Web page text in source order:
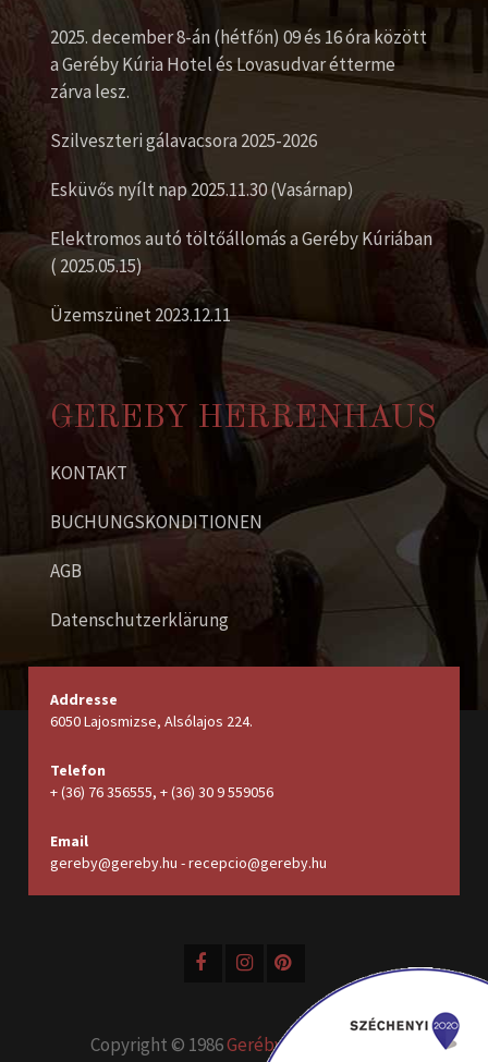
2025. december 8-án (hétfőn) 09 és 16 óra között
a Geréby Kúria Hotel és Lovasudvar étterme
zárva lesz.
Szilveszteri gálavacsora 2025-2026
Esküvős nyílt nap 2025.11.30 (Vasárnap)
Elektromos autó töltőállomás a Geréby Kúriában
( 2025.05.15)
Üzemszünet 2023.12.11
GEREBY HERRENHAUS
KONTAKT
BUCHUNGSKONDITIONEN
AGB
Datenschutzerklärung
Addresse
6050 Lajosmizse, Alsólajos 224.
Telefon
+ (36) 76 356555, + (36) 30 9 559056
Email
gereby@gereby.hu - recepcio@gereby.hu
Copyright © 1986Geréby Kúria Hotel és